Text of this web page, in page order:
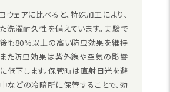
ウェアに比べると、特殊加工により、
洗濯耐久性を備えています。実験で
も80%以上の高い防虫効果を維持
また防虫効果は紫外線や空気の影響
に低下します。保管時は直射日光を避
中などの冷暗所に保管することで、効